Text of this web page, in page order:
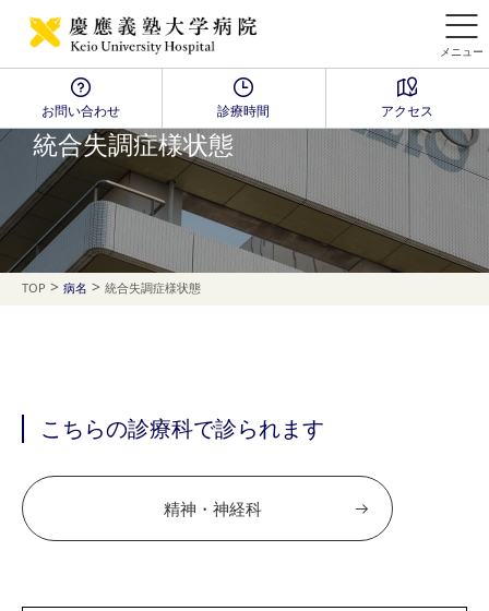
メニュー
お問い合わせ 診療時間 アクセス
Disease Name Search
統合失調症様状態
TOP > 病名 > 統合失調症様状態
こちらの診療科で診られます
精神・神経科